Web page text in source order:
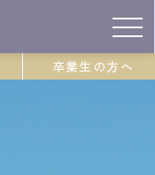
卒業生の方へ